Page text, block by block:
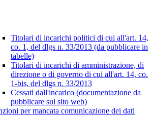
Titolari di incarichi politici di cui all'art. 14,
co. 1, del dlgs n. 33/2013 (da pubblicare in
tabelle)
Titolari di incarichi di amministrazione, di
direzione o di governo di cui all'art. 14, co.
1-bis, del dlgs n. 33/2013
Cessati dall'incarico (documentazione da
pubblicare sul sito web)
per mancata comunicazione dei dati